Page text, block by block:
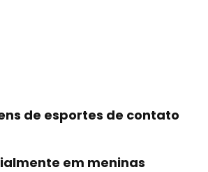
de esportes de contato
em meninas